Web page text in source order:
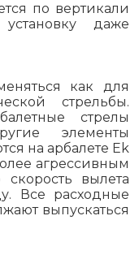
по вертикали
даже
как для
стрельбы.
стрелы
элементы
на арбалете Ek
агрессивным
вылета
Все расходные
выпускаться